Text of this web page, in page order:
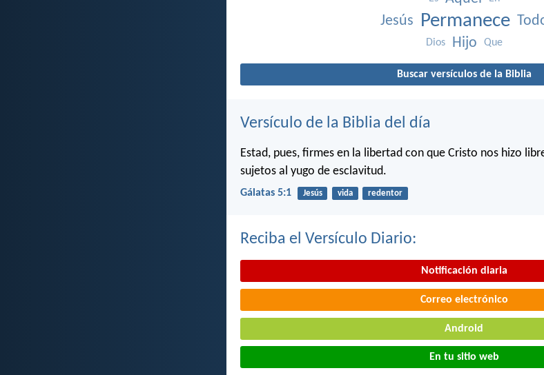
Jesús Permanece
Dios Hijo Que
Buscar versículos de la Biblia
Versículo de la Biblia del día
Estad, pues, firmes en la libertad con que Cristo nos hizo
sujetos al yugo de esclavitud.
Gálatas 5:1 Jesús vida redentor
Reciba el Versículo Diario:
Notificación diaria
Correo electrónico
Android
En tu sitio web